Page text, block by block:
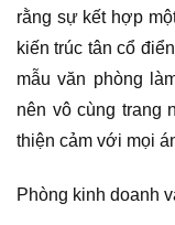
rằng sự kết hợp
kiến trúc tân cổ
mẫu văn phòng
nên vô cùng trang
thiện cảm với mọi
Phòng kinh doanh